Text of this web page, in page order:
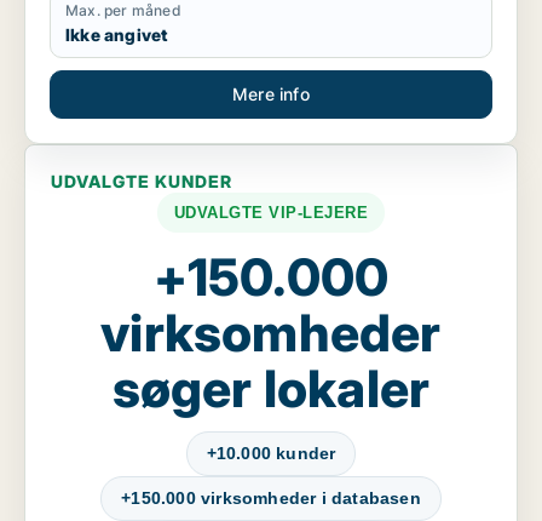
Max. per måned
Ikke angivet
Mere info
UDVALGTE KUNDER
UDVALGTE VIP-LEJERE
+150.000
virksomheder
søger lokaler
+10.000 kunder
+150.000 virksomheder i databasen